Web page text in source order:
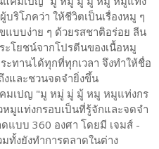
บริโภคว่า ให้ชีวิตเป็นเรื่องหมู ๆ
บบง่าย ๆ ด้วยรสชาติอร่อย ลีน
ะโยชน์จากโปรตีนของเนื้อหมู
ะทานได้ทุกที่ทุกเวลา จึงทำให้ชื่อ
และชวนจดจำยิ่งขึ้น
มเปญ "มู หมู่ มู่ มู้ หมู หมูแท่งกร
หมูแท่งกรอบเป็นที่รู้จักและจดจำ
แบบ 360 องศา โดยมี เจมส์ -
ทั้งยังทำการตลาดในต่าง